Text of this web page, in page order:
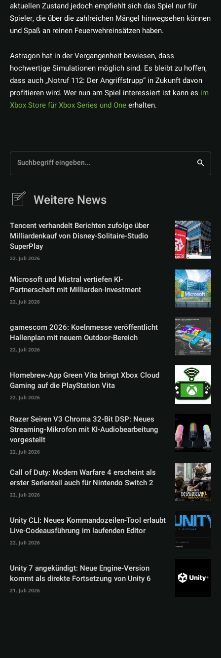
aktuellen Zustand jedoch empfiehlt sich das Spiel nur für
Spieler, die über die zahlreichen Mängel hinwegsehen können
und Spaß an reinen Feuerwehreinsätzen haben.
Astragon hat in der Vergangenheit bewiesen, dass
hochwertige Simulationen möglich sind. Es bleibt zu hoffen,
dass auch „Notruf 112: Der Angriffstrupp“ in Zukunft davon
profitieren wird. Wer nun am Spiel interessiert ist kann es im
Xbox Store für Xbox Series und Oneerhalten.
Suchbegriff eingeben...
Weitere News
Tencent verhandelt Berichten zufolge über
Milliardenkauf von Disney-Solitaire-Studio
SuperPlay
22. Juli 2026
Microsoft und Mistral vertiefen KI-
Partnerschaft mit Milliarden-Investment
22. Juli 2026
gamescom 2026: Koelnmesse veröffentlicht
Hallenplan mit neuem Outdoor-Bereich
22. Juli 2026
Homebrew-App Green Vita bringt Xbox Cloud
Gaming auf die PlayStation Vita
22. Juli 2026
Razer Seiren V3 Chroma 32-Bit DSP: Neues
Streaming-Mikrofon mit KI-Audiobearbeitung
vorgestellt
22. Juli 2026
Call of Duty: Modern Warfare 4 erscheint als
erster Serienteil auch für Nintendo Switch 2
22. Juli 2026
Unity CLI: Neues Kommandozeilen-Tool erlaubt
Live-Codeausführung im laufenden Editor
22. Juli 2026
Unity 7 angekündigt: Neue Engine-Version
kommt als direkte Fortsetzung von Unity 6
21. Juli 2026